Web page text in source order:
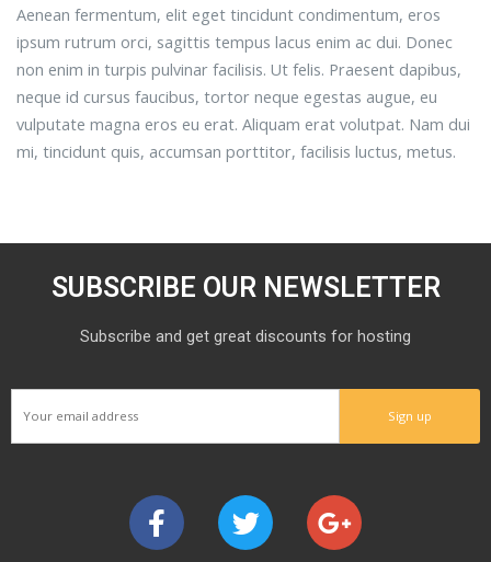
Aenean fermentum, elit eget tincidunt condimentum, eros
ipsum rutrum orci, sagittis tempus lacus enim ac dui. Donec
non enim in turpis pulvinar facilisis. Ut felis. Praesent dapibus,
neque id cursus faucibus, tortor neque egestas augue, eu
vulputate magna eros eu erat. Aliquam erat volutpat. Nam dui
mi, tincidunt quis, accumsan porttitor, facilisis luctus, metus.
SUBSCRIBE OUR NEWSLETTER
Subscribe and get great discounts for hosting